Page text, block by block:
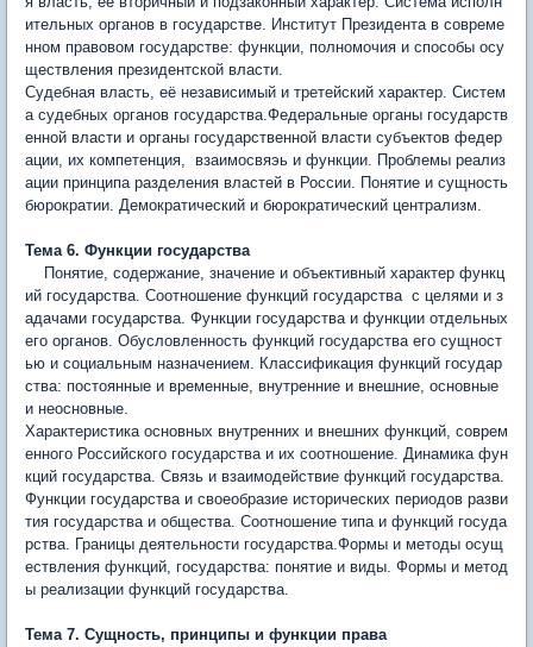
ительных органов в государстве. Институт Президента в совреме
нном правовом государстве: функции, полномочия и способы осу
ществления президентской власти.
Судебная власть, её независимый и третейский характер. Систем
а судебных органов государства.Федеральные органы государств
енной власти и органы государственной власти субъектов федер
ации, их компетенция, взаимосвяэь и функции. Проблемы реализ
ации принципа разделения властей в России. Понятие и сущность
бюрократии. Демократический и бюрок­ратический централизм.
Тема 6. Функции государства
Понятие, содержание, значение и объективный характер функц
ий государства. Соотношение функций государства с целями и з
адачами государства. Функции государства и функции отдельных
его органов. Обусловленность функций государства его сущност
ью и социальным назначением. Классификация функций государ
ства: постоянные и временные, внутренние и внешние, основные
и неосновные.
Характерис­тика основных внутренних и внешних функций, соврем
енного Российского государства и их соотношение. Динамика фун
кций государства. Связь и взаимодействие функ­ций государства.
Функции государства и своеобразие исторических периодов разви
тия государства и общества. Соотношение типа и функций госуда
рства. Границы деятельности государства.Формы и методы осущ
ествления функций, государства: поня­тие и виды. Формы и метод
ы реализации функций государства.
Тема 7. Сущность, принципы и функции права